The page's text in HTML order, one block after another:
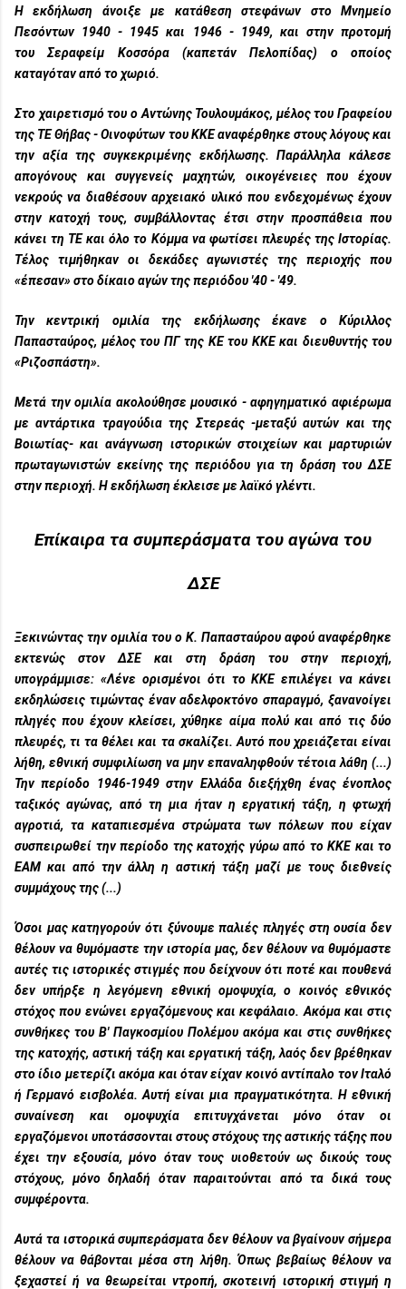
Η εκδήλωση άνοιξε με κατάθεση στεφάνωνστοΜνημείο
Πεσόντων 1940 - 1945 και 1946 - 1949, και στην προτομή
τουΣεραφείμ Κοσσόρα(καπετάν Πελοπίδας) ο οποίος
καταγόταν από το χωριό.
Στο χαιρετισμό του ο Αντώνης Τουλουμάκος, μέλος του Γραφείου
της ΤΕ Θήβας - Οινοφύτων του ΚΚΕ αναφέρθηκε στους λόγους και
την αξία της συγκεκριμένης εκδήλωσης. Παράλληλα κάλεσε
απογόνους και συγγενείς μαχητών, οικογένειες που έχουν
νεκρούς να διαθέσουν αρχειακό υλικό που ενδεχομένως έχουν
στην κατοχή τους, συμβάλλοντας έτσι στην προσπάθεια που
κάνει τη ΤΕ και όλο το Κόμμα να φωτίσει πλευρές της Ιστορίας.
Τέλος τιμήθηκαν οι δεκάδες αγωνιστές της περιοχής που
«έπεσαν» στο δίκαιο αγών της περιόδου '40 - '49.
Την κεντρική ομιλία της εκδήλωσης έκανε ο Κύριλλος
Παπασταύρος, μέλος του ΠΓτης ΚΕτου ΚΚΕκαι διευθυντής του
«Ριζοσπάστη».
Μετά την ομιλία ακολούθησε μουσικό - αφηγηματικό αφιέρωμα
με αντάρτικα τραγούδια της Στερεάς -μεταξύ αυτών και της
Βοιωτίας- και ανάγνωση ιστορικών στοιχείων και μαρτυριών
πρωταγωνιστών εκείνης της περιόδου για τη δράση του ΔΣΕ
στην περιοχή. Η εκδήλωση έκλεισε με λαϊκό γλέντι.
Επίκαιρα τα συμπεράσματα του αγώνα του
ΔΣΕ
Ξεκινώντας την ομιλία του ο Κ. Παπασταύρου αφού αναφέρθηκε
εκτενώς στον ΔΣΕ και στη δράση του στην περιοχή,
υπογράμμισε: «Λένε ορισμένοι ότι το ΚΚΕ επιλέγει να κάνει
εκδηλώσεις τιμώντας έναν αδελφοκτόνο σπαραγμό, ξανανοίγει
πληγές που έχουν κλείσει, χύθηκε αίμα πολύ και από τις δύο
πλευρές, τι τα θέλει και τα σκαλίζει. Αυτό που χρειάζεται είναι
λήθη, εθνική συμφιλίωση να μην επαναληφθούν τέτοια λάθη (...)
Την περίοδο 1946-1949 στην Ελλάδα διεξήχθη ένας ένοπλος
ταξικός αγώνας, από τη μια ήταν η εργατική τάξη, η φτωχή
αγροτιά, τα καταπιεσμένα στρώματα των πόλεων που είχαν
συσπειρωθεί την περίοδο της κατοχής γύρω από το ΚΚΕ και το
ΕΑΜ και από την άλλη η αστική τάξη μαζί με τους διεθνείς
συμμάχους της (...)
Όσοι μας κατηγορούν ότι ξύνουμε παλιές πληγές στη ουσία δεν
θέλουν να θυμόμαστε την ιστορία μας, δεν θέλουν να θυμόμαστε
αυτές τις ιστορικές στιγμές που δείχνουν ότι ποτέ και πουθενά
δεν υπήρξε η λεγόμενη εθνική ομοψυχία, ο κοινός εθνικός
στόχος που ενώνει εργαζόμενους και κεφάλαιο. Ακόμα και στις
συνθήκες του Β' Παγκοσμίου Πολέμου ακόμα και στις συνθήκες
της κατοχής, αστική τάξη και εργατική τάξη, λαός δεν βρέθηκαν
στο ίδιο μετερίζι ακόμα και όταν είχαν κοινό αντίπαλο τον Ιταλό
ή Γερμανό εισβολέα. Αυτή είναι μια πραγματικότητα. Η εθνική
συναίνεση και ομοψυχία επιτυγχάνεται μόνο όταν οι
εργαζόμενοι υποτάσσονται στους στόχους της αστικής τάξης που
έχει την εξουσία, μόνο όταν τους υιοθετούν ως δικούς τους
στόχους, μόνο δηλαδή όταν παραιτούνται από τα δικά τους
συμφέροντα.
Αυτά τα ιστορικά συμπεράσματα δεν θέλουν να βγαίνουν σήμερα
θέλουν να θάβονται μέσα στη λήθη. Όπως βεβαίως θέλουν να
ξεχαστεί ή να θεωρείται ντροπή, σκοτεινή ιστορική στιγμή η